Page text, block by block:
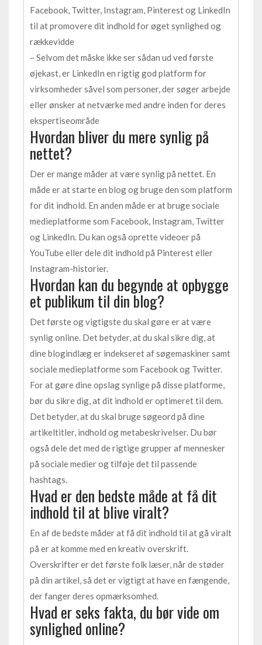
Facebook, Twitter, Instagram, Pinterest og LinkedIn
til at promovere dit indhold for øget synlighed og
rækkevidde
– Selvom det måske ikke ser sådan ud ved første
øjekast, er LinkedIn en rigtig god platform for
virksomheder såvel som personer, der søger arbejde
eller ønsker at netværke med andre inden for deres
ekspertiseområde
Hvordan bliver du mere synlig på
nettet?
Der er mange måder at være synlig på nettet. En
måde er at starte en blog og bruge den som platform
for dit indhold. En anden måde er at bruge sociale
medieplatforme som Facebook, Instagram, Twitter
og LinkedIn. Du kan også oprette videoer på
YouTube eller dele dit indhold på Pinterest eller
Instagram-historier.
Hvordan kan du begynde at opbygge
et publikum til din blog?
Det første og vigtigste du skal gøre er at være
synlig online. Det betyder, at du skal sikre dig, at
dine blogindlæg er indekseret af søgemaskiner samt
sociale medieplatforme som Facebook og Twitter.
For at gøre dine opslag synlige på disse platforme,
bør du sikre dig, at dit indhold er optimeret til dem.
Det betyder, at du skal bruge søgeord på dine
artikeltitler, indhold og metabeskrivelser. Du bør
også dele det med de rigtige grupper af mennesker
på sociale medier og tilføje det til passende
hashtags.
Hvad er den bedste måde at få dit
indhold til at blive viralt?
En af de bedste måder at få dit indhold til at gå viralt
på er at komme med en kreativ overskrift.
Overskrifter er det første folk læser, når de støder
på din artikel, så det er vigtigt at have en fængende,
der fanger deres opmærksomhed.
Hvad er seks fakta, du bør vide om
synlighed online?